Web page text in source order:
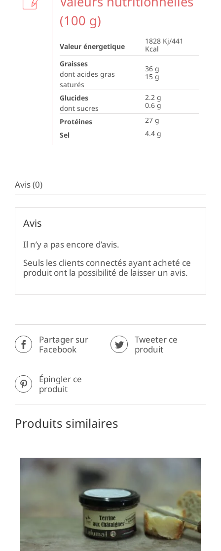
(100 g)
Valeur énergetique
1828 Kj/441
Kcal
Graisses
dont acides gras
saturés
36 g
15 g
Glucides
dont sucres
2.2 g
0.6 g
Protéines
27 g
Sel
4.4 g
Avis (0)
Avis
Il n’y a pas encore d’avis.
Seuls les clients connectés ayant acheté ce
produit ont la possibilité de laisser un avis.
Partager sur
Facebook
Tweeter ce
produit
Épingler ce
produit
Produits similaires